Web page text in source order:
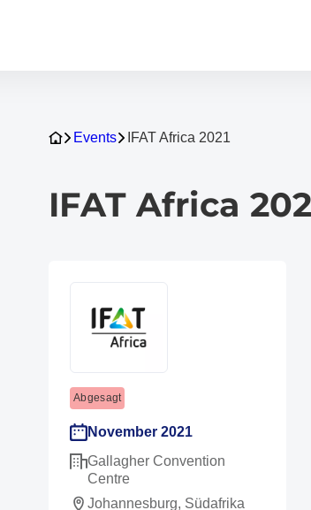
Events IFAT Africa 2021
IFAT Africa
Abgesagt
November 2021
Gallagher Convention
Centre
Johannesburg, Südafrika